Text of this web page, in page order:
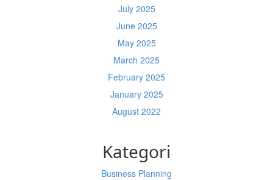
July 2025
June 2025
May 2025
March 2025
February 2025
January 2025
August 2022
Kategori
Business Planning